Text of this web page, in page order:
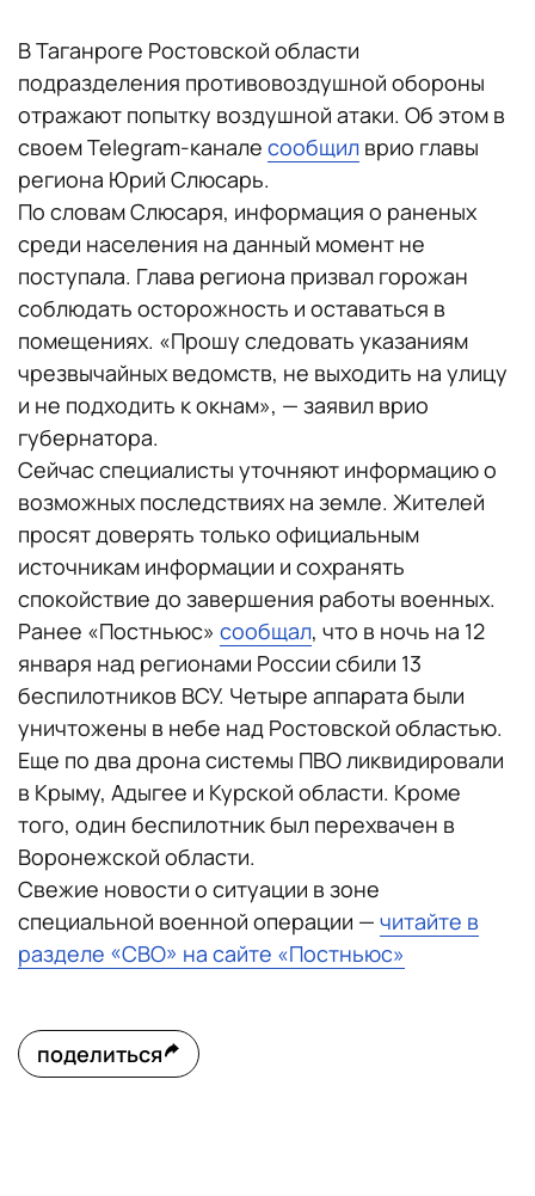
В Таганроге Ростовской области
подразделения противовоздушной обороны
отражают попытку воздушной атаки. Об этом в
своем Telegram-канале сообщил врио главы
региона Юрий Слюсарь.
По словам Слюсаря, информация о раненых
среди населения на данный момент не
поступала. Глава региона призвал горожан
соблюдать осторожность и оставаться в
помещениях. «Прошу следовать указаниям
чрезвычайных ведомств, не выходить на улицу
и не подходить к окнам», — заявил врио
губернатора.
Сейчас специалисты уточняют информацию о
возможных последствиях на земле. Жителей
просят доверять только официальным
источникам информации и сохранять
спокойствие до завершения работы военных.
Ранее «Постньюс» сообщал, что в ночь на 12
января над регионами России сбили 13
беспилотников ВСУ. Четыре аппарата были
уничтожены в небе над Ростовской областью.
Еще по два дрона системы ПВО ликвидировали
в Крыму, Адыгее и Курской области. Кроме
того, один беспилотник был перехвачен в
Воронежской области.
Свежие новости о ситуации в зоне
специальной военной операции — читайте в
разделе «СВО» на сайте «Постньюс»
поделиться